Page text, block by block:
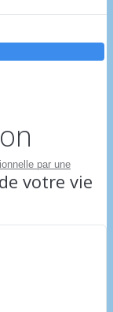
par une
votre vie